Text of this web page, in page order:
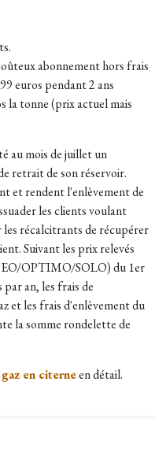
abonnement hors frais
euros pendant 2 ans
la tonne (prix actuel mais
au mois de juillet un
retrait de son réservoir.
et rendent l'enlèvement de
les clients voulant
récalcitrants de récupérer
Suivant les prix relevés
OPTIMO/SOLO) du 1er
par an, les frais de
et les frais d'enlèvement du
la somme rondelette de
en citerneen détail.